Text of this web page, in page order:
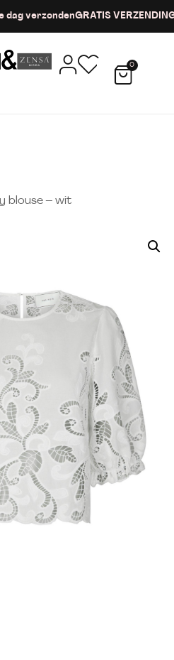
dag verzondenGRATIS
0
blouse – wit